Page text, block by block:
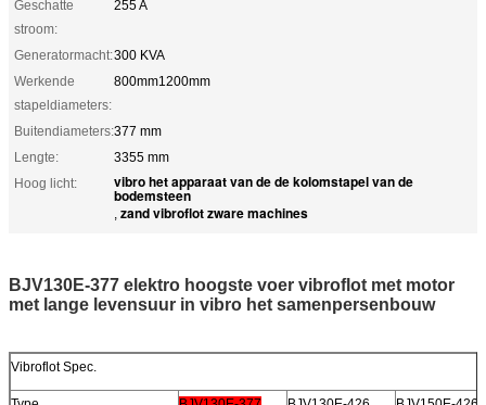
Geschatte
stroom:
255 A
Generatormacht:300 KVA
Werkende
stapeldiameters:
800mm1200mm
Buitendiameters:377 mm
Lengte:
3355 mm
Hoog licht:
vibro het apparaat van de de kolomstapel van de
bodemsteen
, zand vibroflot zware machines
BJV130E-377 elektro hoogste voer vibroflot met motor
met lange levensuur in vibro het samenpersenbouw
Vibroflot Spec.